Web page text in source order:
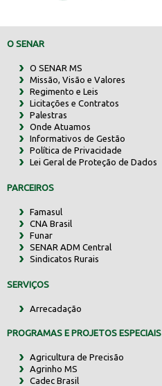
O SENAR
O SENAR MS
Missão, Visão e Valores
Regimento e Leis
Licitações e Contratos
Palestras
Onde Atuamos
Informativos de Gestão
Política de Privacidade
Lei Geral de Proteção de Dados
PARCEIROS
Famasul
CNA Brasil
Funar
SENAR ADM Central
Sindicatos Rurais
SERVIÇOS
Arrecadação
PROGRAMAS E PROJETOS ESPECIAIS
Agricultura de Precisão
Agrinho MS
Cadec Brasil